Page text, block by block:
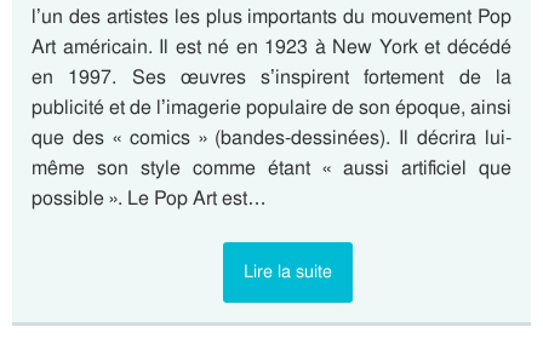
l’un des artistes les plus importants du mouvement Pop
Art américain. Il est né en 1923 à New York et décédé
en 1997. Ses œuvres s’inspirent fortement de la
publicité et de l’imagerie populaire de son époque, ainsi
que des « comics » (bandes-dessinées). Il décrira lui-
même son style comme étant « aussi artificiel que
possible ». Le Pop Art est…
Lire la suite